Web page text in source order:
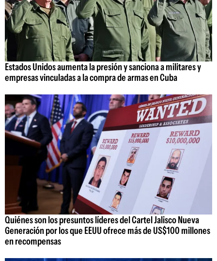
Estados Unidos aumenta la presión y sanciona a militares y
empresas vinculadas a la compra de armas en Cuba
Quiénes son los presuntos líderes del Cartel Jalisco Nueva
Generación por los que EEUU ofrece más de US$100 millones
en recompensas